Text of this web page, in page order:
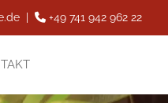
 +49 741 942 962 22